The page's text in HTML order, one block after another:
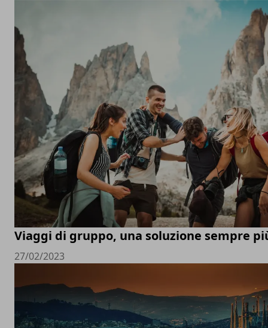
Viaggi di gruppo, una soluzione sempre
27/02/2023